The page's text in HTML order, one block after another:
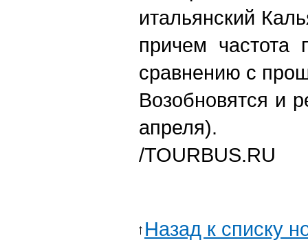
итальянский
причем частота
сравнению с
Возобновятся и
апреля).
/TOURBUS.RU
Назад к списку